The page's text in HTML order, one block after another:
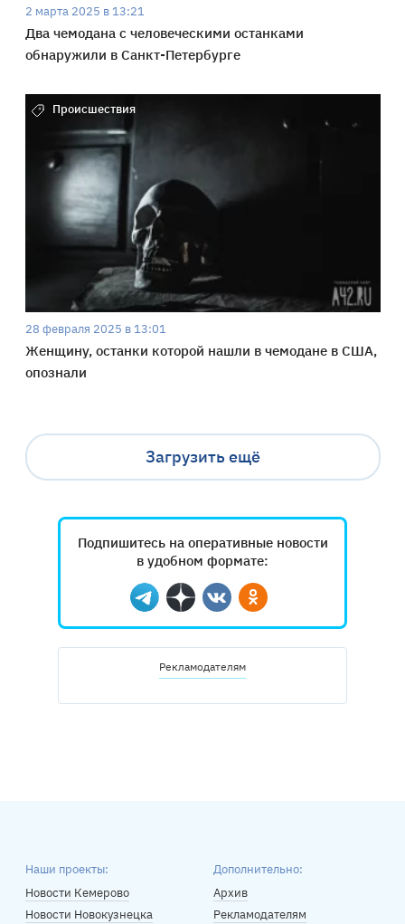
2 марта 2025 в 13:21
Два чемодана с человеческими останками
обнаружили в Санкт-Петербурге
Происшествия
28 февраля 2025 в 13:01
Женщину, останки которой нашли в чемодане в США,
опознали
Загрузить ещё
Подпишитесь на оперативные новости
в удобном формате:
Telegram
ДзенВконтактеОдноклассники
Рекламодателям
Наши проекты:
Новости Кемерово
Новости Новокузнецка
Дополнительно:
Архив
Рекламодателям